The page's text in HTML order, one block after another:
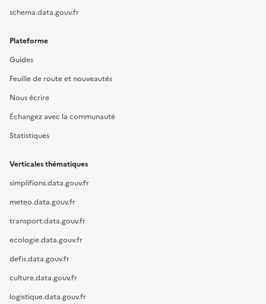
schema.data.gouv.fr
Plateforme
Guides
Feuille de route et nouveautés
Nous écrire
Échangez avec la communauté
Statistiques
Verticales thématiques
simplifions.data.gouv.fr
meteo.data.gouv.fr
transport.data.gouv.fr
ecologie.data.gouv.fr
defis.data.gouv.fr
culture.data.gouv.fr
logistique.data.gouv.fr